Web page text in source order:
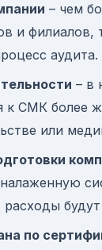
– чем
и филиалов,
аудита.
– в
к СМК более
или
расходы
по